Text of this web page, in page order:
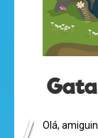
Olá,